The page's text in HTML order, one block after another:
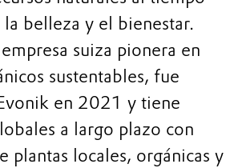
belleza y el bienestar.
suiza pionera en
sustentables, fue
en 2021 y tiene
a largo plazo con
plantas locales, orgánicas y